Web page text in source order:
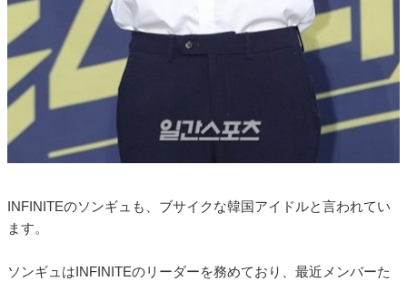
INFINITEのソンギュも、ブサイクな韓国アイドルと言われてい
ます。
ソンギュはINFINITEのリーダーを務めており、最近メンバーた